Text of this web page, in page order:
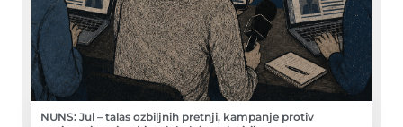
NUNS: Jul – talas ozbiljnih pretnji, kampanje protiv